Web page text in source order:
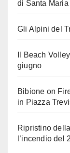
di Santa
Gli Alpini del
Il Beach
giugno
Bibione on
in Piazza
Ripristino
l’incendio del